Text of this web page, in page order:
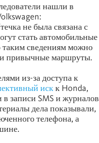
нашли в
не была связана с
стать автомобильные
сведениям можно
и привычные маршруты.
из-за доступа к
искк Honda,
записи SMS и журналов
дела показывали,
телефона, а